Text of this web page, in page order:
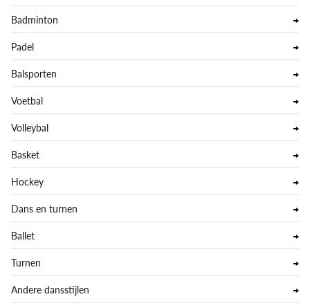
Badminton
Padel
Balsporten
Voetbal
Volleybal
Basket
Hockey
Dans en turnen
Ballet
Turnen
Andere dansstijlen